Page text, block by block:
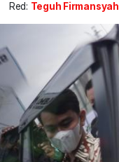
Red: Teguh Firmansyah